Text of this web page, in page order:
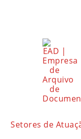
Setores de